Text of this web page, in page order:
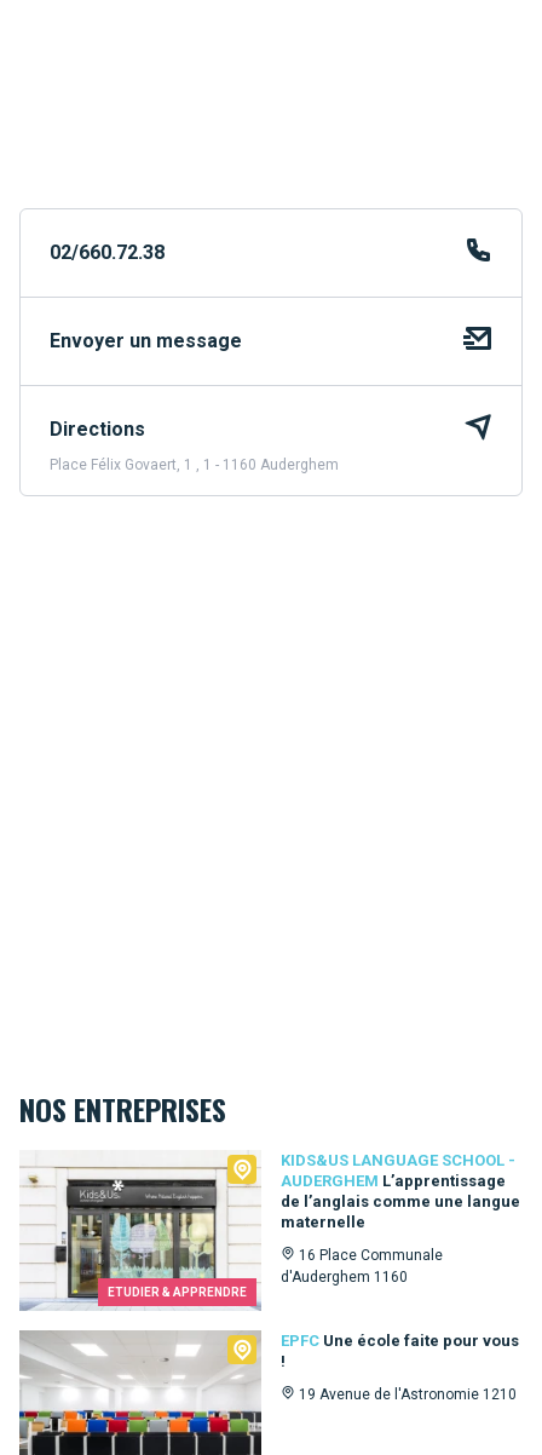
02/660.72.38
Envoyer un message
Directions
Place Félix Govaert, 1 , 1 - 1160 Auderghem
NOS ENTREPRISES
ETUDIER & APPRENDRE
KIDS&US LANGUAGE SCHOOL -
AUDERGHEM L’apprentissage
de l’anglais comme une langue
maternelle
16 Place Communale
d'Auderghem 1160
Kids&Us language school - Auderghem
EPFC Une école faite pour vous
!
19 Avenue de l'Astronomie 1210
EPFC